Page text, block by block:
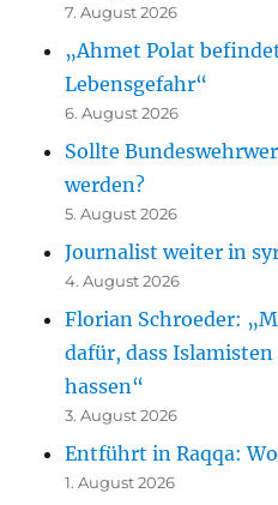
7. August 2026
„Ahmet Polat
Lebensgefahr“
6. August 2026
Sollte
werden?
5. August 2026
Journalist weiter in
4. August 2026
Florian Schroeder:
dafür, dass
hassen“
3. August 2026
Entführt in Raqqa:
1. August 2026